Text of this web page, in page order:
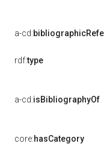
a-cd:
rdf:type
a-cd:isBibliographyOf
core:hasCategory